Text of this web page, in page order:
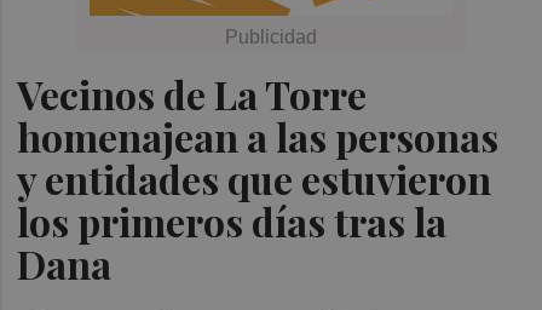
Vecinos de La Torre
homenajean a las personas
y entidades que estuvieron
los primeros días tras la
Dana